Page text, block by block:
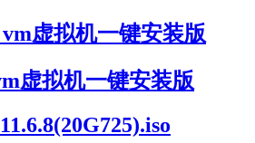
vm虚拟机一键安装版
虚拟机一键安装版